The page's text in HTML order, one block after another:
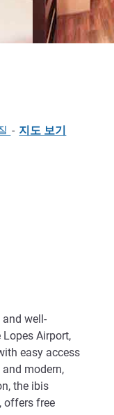
- 지도 보기
well-
Airport,
easy access
modern,
the ibis
offers free